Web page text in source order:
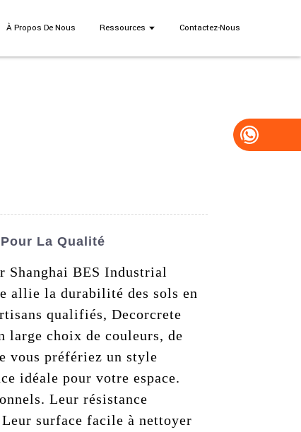
À Propos De Nous Ressources Contactez-Nous
La Qualité
Shanghai BES Industrial
allie la durabilité des sols en
qualifiés, Decorcrete
large choix de couleurs, de
vous préfériez un style
idéale pour votre espace.
Leur résistance
surface facile à nettoyer